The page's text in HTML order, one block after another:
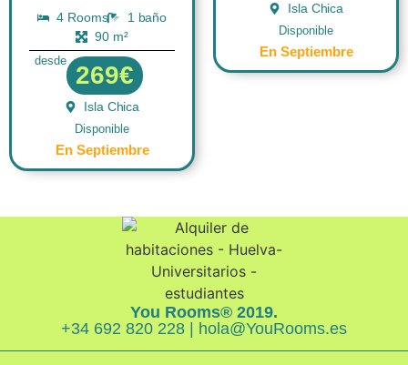
4 Rooms
1 baño
90 m²
desde
269€
Isla Chica
Disponible
En Septiembre
Isla Chica
Disponible
En Septiembre
You Rooms® 2019.
+34 692 820 228 | hola@YouRooms.es